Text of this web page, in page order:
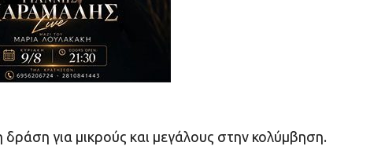
για μικρούς και μεγάλους στην κολύμβηση.